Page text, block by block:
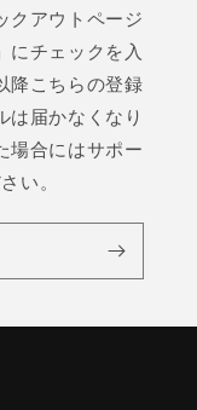
クアウトページ
にチェックを入
降こちらの登録
は届かなくなり
場合にはサポー
い。